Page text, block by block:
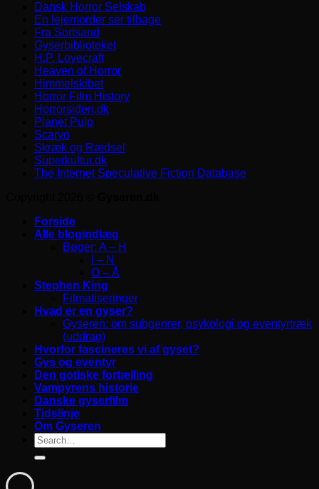
Dansk Horror Selskab
En lejemorder ser tilbage
Fra Sortsand
Gyserbiblioteket
H.P. Lovecraft
Heaven of Horror
Himmelskibet
Horror Film History
Horrorsiden.dk
Planet Pulp
Scaryo
Skræk og Rædsel
Superkultur.dk
The Internet Speculative Fiction Database
Forside
Alle blogindlæg
Bøger: A – H
I – N
O – Å
Stephen King
Filmatiseringer
Hvad er en gyser?
Gyseren: om subgenrer, psykologi og eventyrtræk
(uddrag)
Hvorfor fascineres vi af gyset?
Gys og eventyr
Den gotiske fortælling
Vampyrens historie
Danske gyserfilm
Tidslinje
Om Gyseren